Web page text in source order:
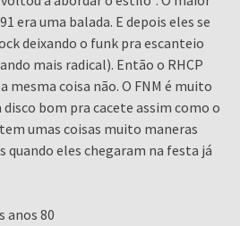
era uma balada. E depois eles se
deixando o funk pra escanteio
mais radical). Então o RHCP
mesma coisa não. O FNM é muito
bom pra cacete assim como o
umas coisas muito maneras
quando eles chegaram na festa já
anos 80